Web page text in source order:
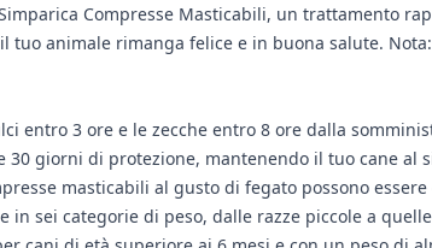
Compresse Masticabili, un trattamento
animale rimanga felice e in buona salute.
entro 3 ore e le zecche entro 8 ore dalla
30 giorni di protezione, mantenendo il tuo cane al
masticabili al gusto di fegato possono
in sei categorie di peso, dalle razze piccole a